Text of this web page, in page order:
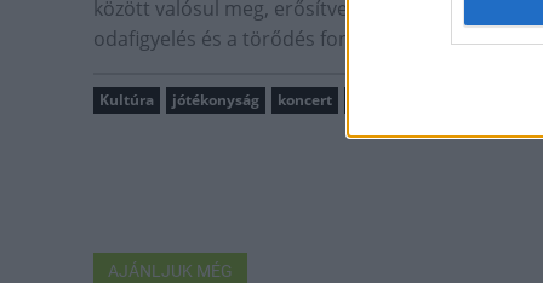
között valósul meg, erősítve a közösségi
odafigyelés és a törődés fontosságát.
Kultúra jótékonyság koncert
AJÁNLJUK MÉG